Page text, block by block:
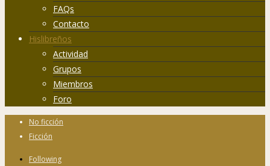
FAQs
Contacto
Hislibreños
Actividad
Grupos
Miembros
Foro
No ficción
Ficción
Following